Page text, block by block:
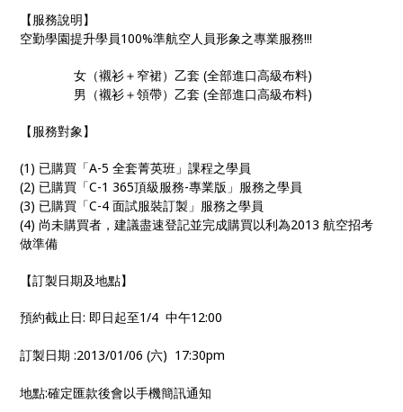
【服務說明】
空勤學園提升學員100%準航空人員形象之專業服務!!!
女（襯衫＋窄裙）乙套 (全部進口高級布料)
男（襯衫＋領帶）乙套 (全部進口高級布料)
【服務對象】
(1) 已購買「A-5 全套菁英班」課程之學員
(2) 已購買「C-1 365頂級服務-專業版」服務之學員
(3) 已購買「C-4 面試服裝訂製」服務之學員
(4) 尚未購買者，建議盡速登記並完成購買以利為2013 航空招考
做準備
【訂製日期及地點】
預約截止日: 即日起至1/4 中午12:00
訂製日期 :2013/01/06 (六) 17:30pm
地點:確定匯款後會以手機簡訊通知